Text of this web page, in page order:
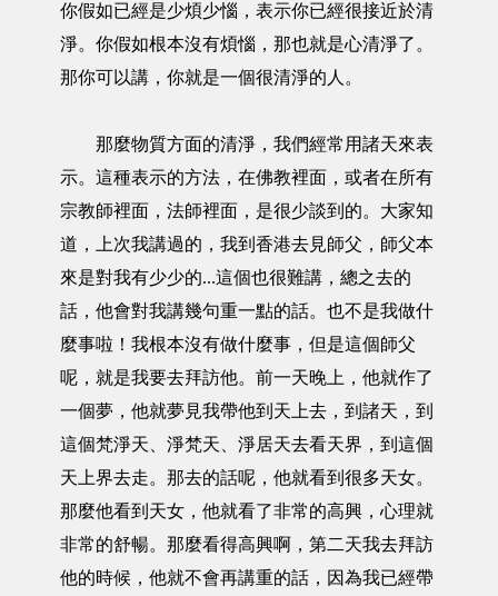
你假如已經是少煩少惱，表示你已經很接近於清
淨。你假如根本沒有煩惱，那也就是心清淨了。
那你可以講，你就是一個很清淨的人。
那麼物質方面的清淨，我們經常用諸天來表
示。這種表示的方法，在佛教裡面，或者在所有
宗教師裡面，法師裡面，是很少談到的。大家知
道，上次我講過的，我到香港去見師父，師父本
來是對我有少少的...這個也很難講，總之去的
話，他會對我講幾句重一點的話。也不是我做什
麼事啦！我根本沒有做什麼事，但是這個師父
呢，就是我要去拜訪他。前一天晚上，他就作了
一個夢，他就夢見我帶他到天上去，到諸天，到
這個梵淨天、淨梵天、淨居天去看天界，到這個
天上界去走。那去的話呢，他就看到很多天女。
那麼他看到天女，他就看了非常的高興，心理就
非常的舒暢。那麼看得高興啊，第二天我去拜訪
他的時候，他就不會再講重的話，因為我已經帶